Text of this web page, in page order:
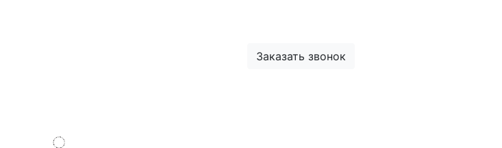
Заказать звонок